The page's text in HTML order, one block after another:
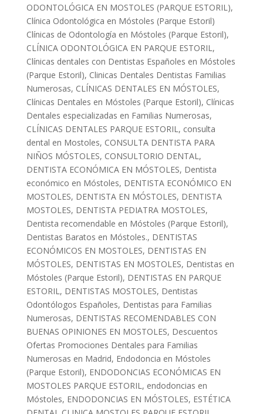
ODONTOLÓGICA EN MOSTOLES (PARQUE ESTORIL),
Clínica Odontológica en Móstoles (Parque Estoril)
Clínicas de Odontología en Móstoles (Parque Estoril),
CLÍNICA ODONTOLÓGICA EN PARQUE ESTORIL,
Clínicas dentales con Dentistas Españoles en Móstoles
(Parque Estoril), Clinicas Dentales Dentistas Familias
Numerosas, CLÍNICAS DENTALES EN MÓSTOLES,
Clínicas Dentales en Móstoles (Parque Estoril), Clínicas
Dentales especializadas en Familias Numerosas,
CLÍNICAS DENTALES PARQUE ESTORIL, consulta
dental en Mostoles, CONSULTA DENTISTA PARA
NIÑOS MÓSTOLES, CONSULTORIO DENTAL,
DENTISTA ECONÓMICA EN MÓSTOLES, Dentista
económico en Móstoles, DENTISTA ECONÓMICO EN
MOSTOLES, DENTISTA EN MÓSTOLES, DENTISTA
MOSTOLES, DENTISTA PEDIATRA MOSTOLES,
Dentista recomendable en Móstoles (Parque Estoril),
Dentistas Baratos en Móstoles., DENTISTAS
ECONÓMICOS EN MOSTOLES, DENTISTAS EN
MÓSTOLES, DENTISTAS EN MOSTOLES, Dentistas en
Móstoles (Parque Estoril), DENTISTAS EN PARQUE
ESTORIL, DENTISTAS MOSTOLES, Dentistas
Odontólogos Españoles, Dentistas para Familias
Numerosas, DENTISTAS RECOMENDABLES CON
BUENAS OPINIONES EN MOSTOLES, Descuentos
Ofertas Promociones Dentales para Familias
Numerosas en Madrid, Endodoncia en Móstoles
(Parque Estoril), ENDODONCIAS ECONÓMICAS EN
MOSTOLES PARQUE ESTORIL, endodoncias en
Móstoles, ENDODONCIAS EN MÓSTOLES, ESTÉTICA